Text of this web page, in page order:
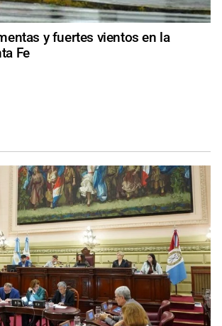
y fuertes vientos en la
Fe